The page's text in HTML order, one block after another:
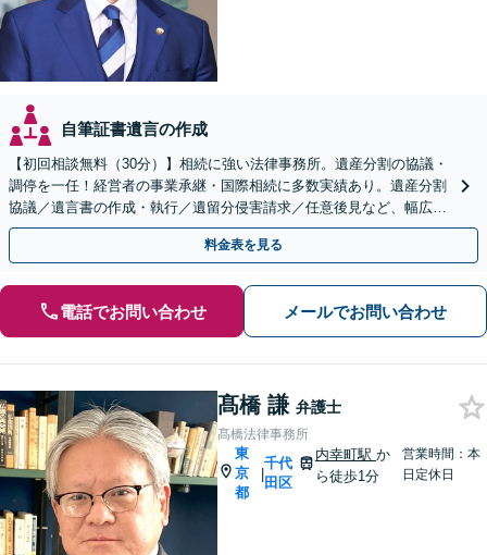
自筆証書遺言の作成
【初回相談無料（30分）】相続に強い法律事務所。遺産分割の協議・
調停を一任！経営者の事業承継・国際相続に多数実績あり。遺産分割
協議／遺言書の作成・執行／遺留分侵害請求／任意後見など、幅広く
対応します【中国語対応可】
料金表を見る
電話でお問い合わせ メールでお問い合わせ
髙橋 謙 弁護士
髙橋法律事務所
東
京
都
|
千代
田区
内幸町駅か
ら徒歩1分
営業時間：本
日定休日